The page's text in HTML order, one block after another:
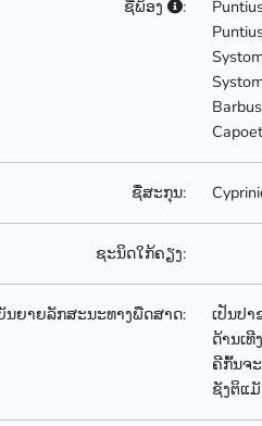
ຊື່ພ້ອງ :
ຊື່ສະກຸນ:
ຊະນິດໃກ້ຄຽງ:
ນຍາຍລັກສະນະທາງພືດສາດ:
ເປັນປ
ດ້ານເ
ຄີກົ້ນຈ
ຊັງຕິແ